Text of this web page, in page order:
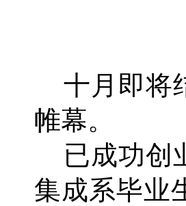
十月即将
帷幕。
已成功创
集成系毕业